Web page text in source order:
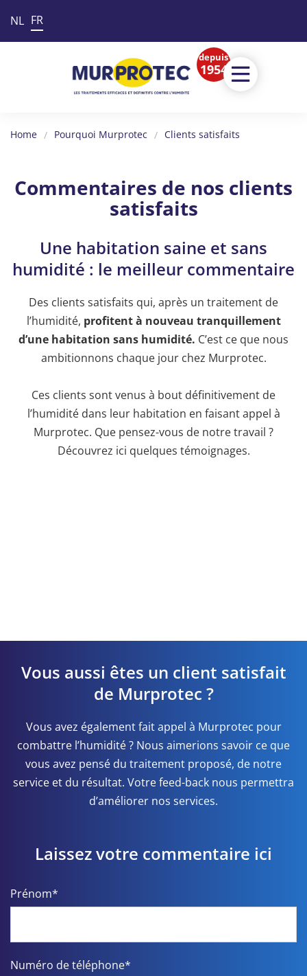
NL FR
depuis
1954
Home Pourquoi Murprotec Clients satisfaits
Commentaires de nos clients
satisfaits
Une habitation saine et sans
humidité : le meilleur commentaire
Des clients satisfaits qui, après un traitement de
l’humidité, profitent à nouveau tranquillement
d’une habitation sans humidité. C’est ce que nous
ambitionnons chaque jour chez Murprotec.
Ces clients sont venus à bout définitivement de
l’humidité dans leur habitation en faisant appel à
Murprotec. Que pensez-vous de notre travail ?
Découvrez ici quelques témoignages.
Vous aussi êtes un client satisfait
de Murprotec ?
Vous avez également fait appel à Murprotec pour
combattre l’humidité ? Nous aimerions savoir ce que
vous avez pensé du traitement proposé, de notre
service et du résultat. Votre feed-back nous permettra
d’améliorer nos services.
Laissez votre commentaire ici
Prénom*
Numéro de téléphone*